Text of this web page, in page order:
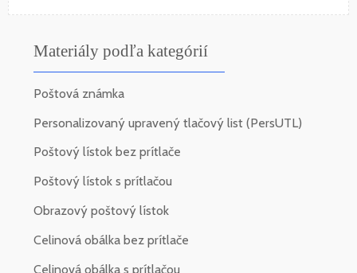
Materiály podľa kategórií
Poštová známka
Personalizovaný upravený tlačový list (PersUTL)
Poštový lístok bez prítlače
Poštový lístok s prítlačou
Obrazový poštový lístok
Celinová obálka bez prítlače
Celinová obálka s prítlačou